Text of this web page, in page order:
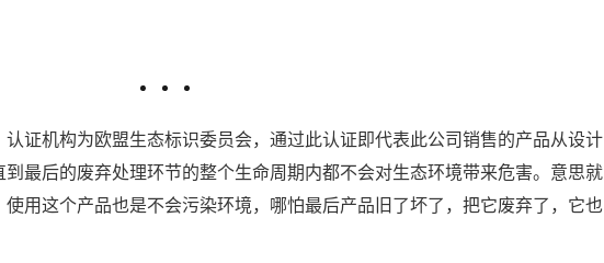
证机构为欧盟生态标识委员会，通过此认证即代表此公司销售的产品从设计
最后的废弃处理环节的整个生命周期内都不会对生态环境带来危害。意思就
用这个产品也是不会污染环境，哪怕最后产品旧了坏了，把它废弃了，它也